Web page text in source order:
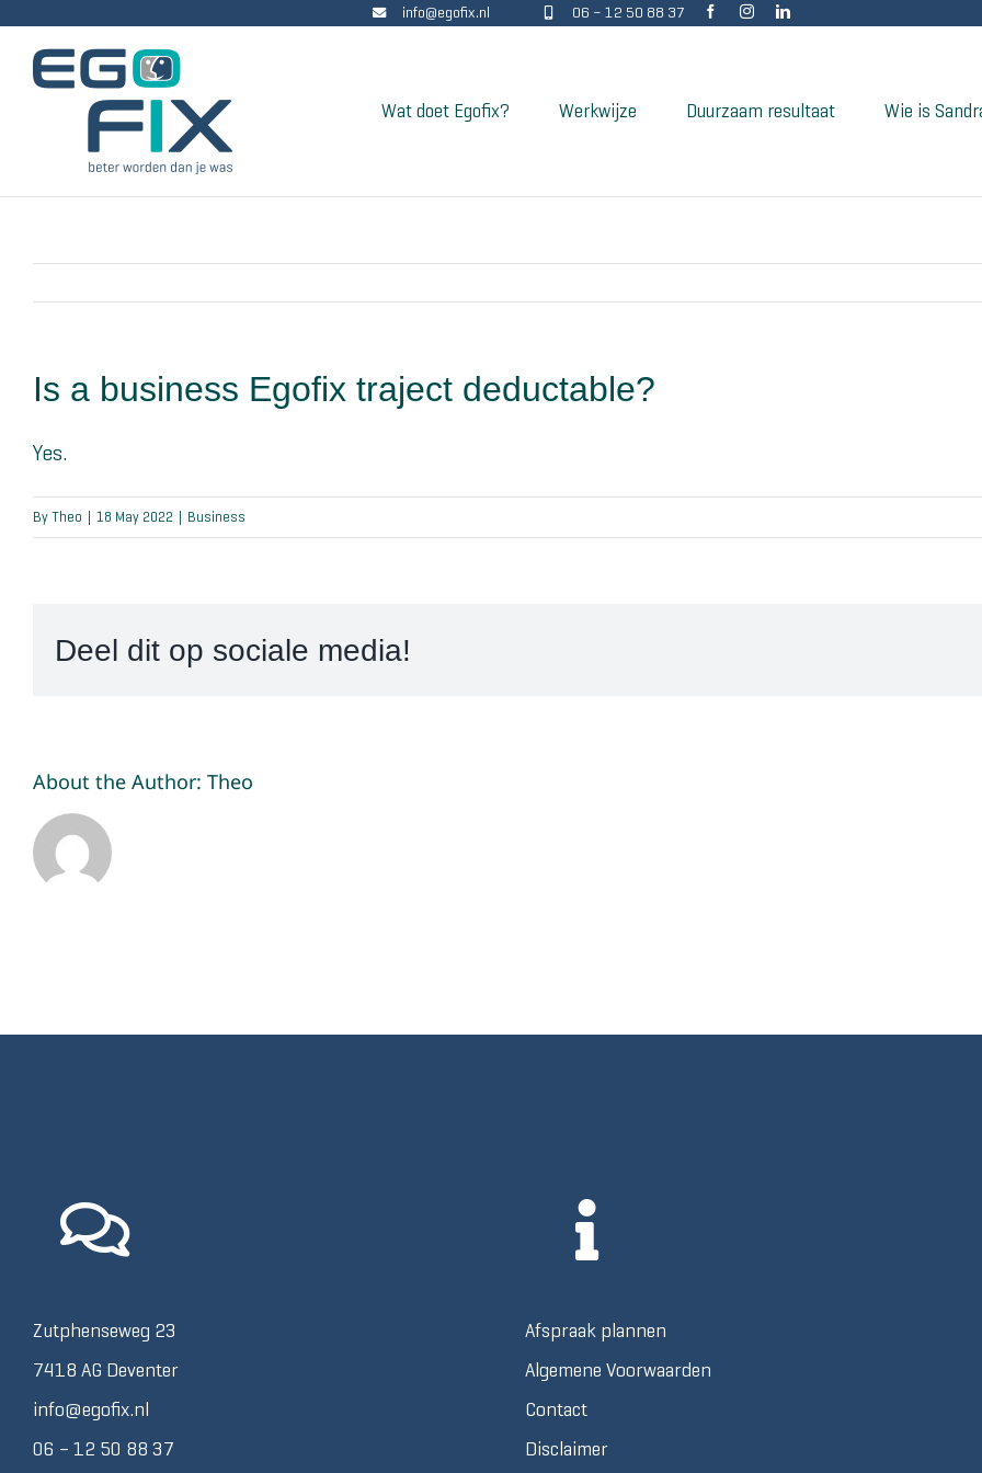
info@egofix.nl 06 – 12 50 88 37
Wat doet Egofix? Werkwijze Duurzaam resultaat Wie is
Is a business Egofix traject deductable?
Yes.
ByTheo | 18 May 2022 | Business
Deel dit op sociale media!
About the Author: Theo
Zutphenseweg 23
7418 AG Deventer
info@egofix.nl
06 – 12 50 88 37
Afspraak plannen
Algemene Voorwaarden
Contact
Disclaimer